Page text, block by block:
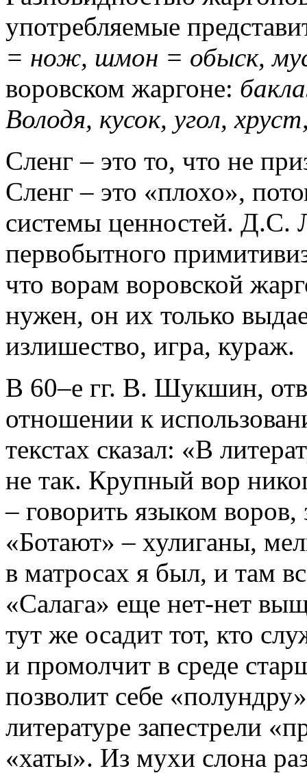
употребляемые
= нож, шмон = обыск,
воровском жаргоне:
Володя, кусок, угол,
Сленг – это то, что не
Сленг – это «плохо»,
системы ценностей. Д.С.
первобытного
что ворам воровской
нужен, он их только
излишество, игра, кураж.
В 60–е гг. В. Шукшин,
отношении к
текстах сказал: «В
не так. Крупный вор
– говорить языком
«Ботают» – хулиганы,
в матросах я был, и там
«Салага» еще нет-нет
тут же осадит тот, кто
и промолчит в среде
позволит себе
литературе запестрели
«хаты». Из мухи слона